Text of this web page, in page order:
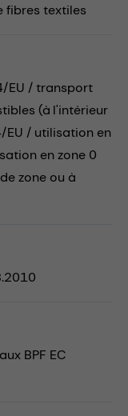
fibres textiles
EU / transport
(à l'intérieur
EU / utilisation en
en zone 0
zone ou à
BPF EC